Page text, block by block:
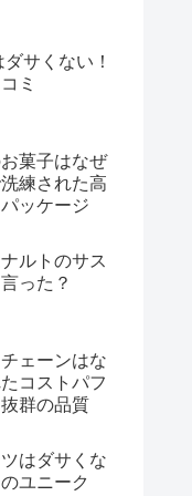
サくない！
ミ
菓子はなぜ
練された高
ッケージ
ルトのサス
った？
ェーンはな
コストパフ
群の品質
はダサくな
ユニーク